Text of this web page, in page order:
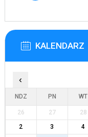
KALENDARZ
‹
NDZ PN WT
26 27 28
2
3 4